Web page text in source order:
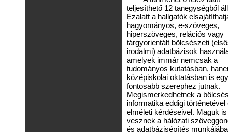
teljesíthető 12 tanegységből
Ezalatt a hallgatók
hagyományos, e-szöveges,
hiperszöveges, relációs vagy
tárgyorientált bölcsészeti
irodalmi) adatbázisok
amelyek immár nemcsak a
tudományos kutatásban,
középiskolai oktatásban is
fontosabb szerephez jutnak.
Megismerkedhetnek a
informatika eddigi történetével
elméleti kérdéseivel. Maguk
vesznek a hálózati
és adatbázisépítés